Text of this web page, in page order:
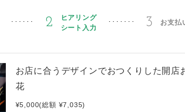
2
ヒアリング
シート入力
3 お支払
お店に合うデザインでおつくりした開店
花
¥5,000(総額 ¥7,035)